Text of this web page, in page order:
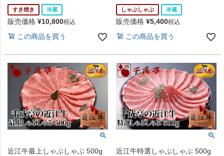
すき焼き 冷蔵
販売価格 ¥10,800税込
この商品を買う
しゃぶしゃぶ 冷蔵
販売価格 ¥5,400税込
この商品を買う
近江牛最上しゃぶしゃぶ 500g 近江牛特選しゃぶしゃぶ 500g